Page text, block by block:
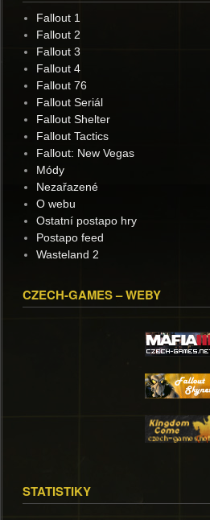
Fallout 1
Fallout 2
Fallout 3
Fallout 4
Fallout 76
Fallout Seriál
Fallout Shelter
Fallout Tactics
Fallout: New Vegas
Módy
Nezařazené
O webu
Ostatní postapo hry
Postapo feed
Wasteland 2
CZECH-GAMES – WEBY
STATISTIKY